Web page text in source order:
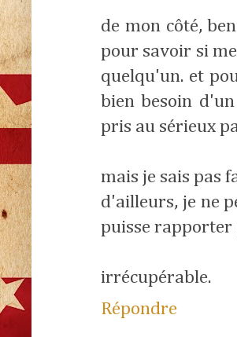
de mon côté,
pour savoir si
quelqu'un. et
bien besoin
pris au sérieux
mais je sais pas
d'ailleurs, je ne
puisse rapporter
irrécupérable.
Répondre